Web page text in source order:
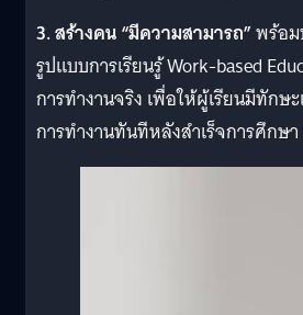
3. สร้างคน “มีความสามารถ”พร้อ
รูปแบบการเรียนรู้ Work-based
การทำงานจริง เพื่อให้ผู้เรียนมีทักษ
การทำงานทันทีหลังสำเร็จการศึกษ